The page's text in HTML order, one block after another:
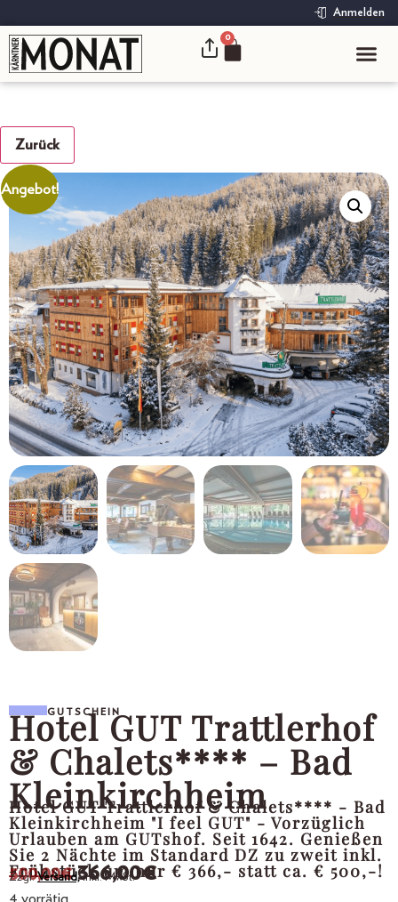
Anmelden
0
Zurück
Angebot!
GUTSCHEIN
Hotel GUT Trattlerhof
& Chalets**** – Bad
Kleinkirchheim
Hotel GUT Trattlerhof & Chalets**** - Bad
Kleinkirchheim "I feel GUT" - Vorzüglich
Urlauben am GUTshof. Seit 1642. Genießen
Sie 2 Nächte im Standard DZ zu zweit inkl.
Frühstück um nur € 366,- statt ca. € 500,-!
500,00€ 366,00€
Zzgl.Versand,inkl. MwSt.